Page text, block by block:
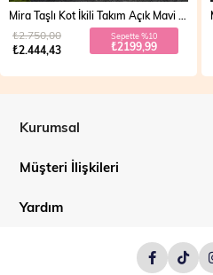
₺2.444,43
₺2.750,00 Sepette %10
₺2199,99
Kurumsal
Müşteri İlişkileri
Yardım